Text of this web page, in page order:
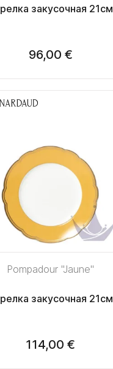
закусочная 21см
96,00 €
Pompadour "Jaune"
закусочная 21см
114,00 €